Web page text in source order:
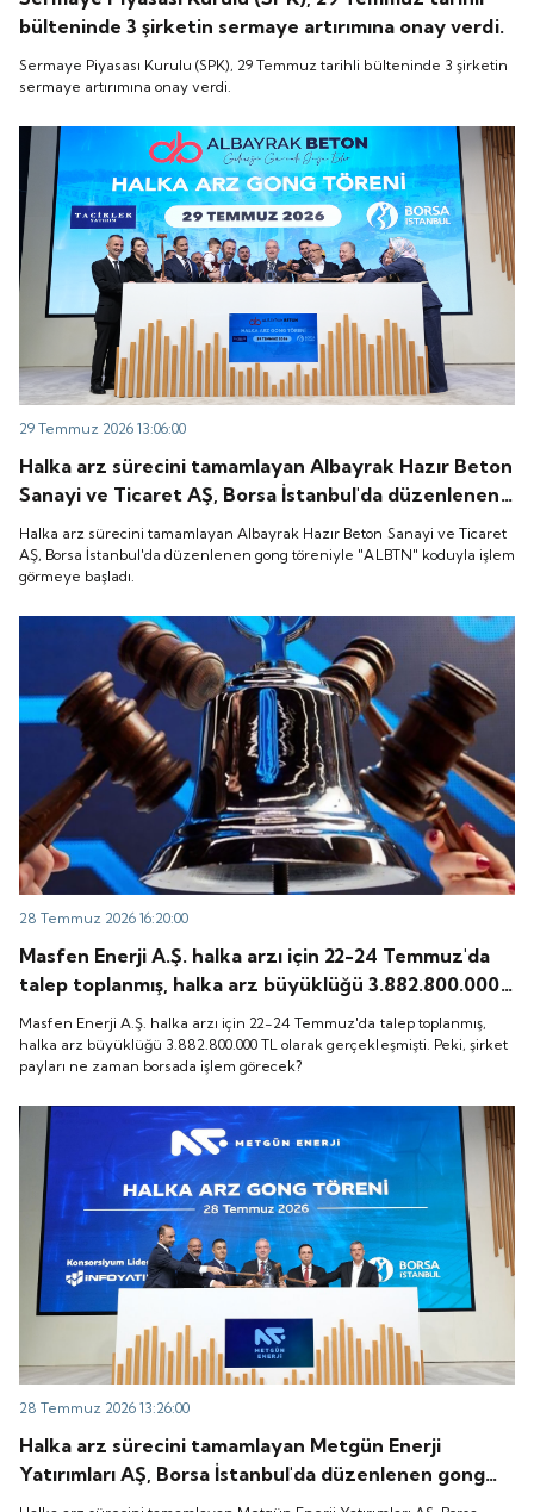
bülteninde 3 şirketin sermaye artırımına onay verdi.
Sermaye Piyasası Kurulu (SPK), 29 Temmuz tarihli bülteninde 3 şirketin
sermaye artırımına onay verdi.
29 Temmuz 2026 13:06:00
Halka arz sürecini tamamlayan Albayrak Hazır Beton
Sanayi ve Ticaret AŞ, Borsa İstanbul'da düzenlenen
gong töreniyle "ALBTN" koduyla işlem görmeye
başladı.
Halka arz sürecini tamamlayan Albayrak Hazır Beton Sanayi ve Ticaret
AŞ, Borsa İstanbul'da düzenlenen gong töreniyle "ALBTN" koduyla işlem
görmeye başladı.
28 Temmuz 2026 16:20:00
Masfen Enerji A.Ş. halka arzı için 22-24 Temmuz'da
talep toplanmış, halka arz büyüklüğü 3.882.800.000
TL olarak gerçekleşmişti. Peki, şirket payları ne
zaman borsada işlem görecek?
Masfen Enerji A.Ş. halka arzı için 22-24 Temmuz'da talep toplanmış,
halka arz büyüklüğü 3.882.800.000 TL olarak gerçekleşmişti. Peki, şirket
payları ne zaman borsada işlem görecek?
28 Temmuz 2026 13:26:00
Halka arz sürecini tamamlayan Metgün Enerji
Yatırımları AŞ, Borsa İstanbul'da düzenlenen gong
töreniyle "METEN" koduyla işlem görmeye başladı.